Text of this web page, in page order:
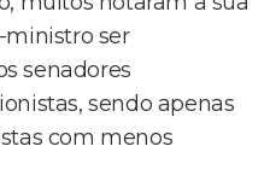
ministro ser
senadores
sendo apenas
com menos